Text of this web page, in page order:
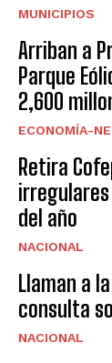
MUNICIPIOS
Arriban a
Parque
2,600
ECONOMÍA-
Retira
del año
NACIONAL
Llaman a
consulta
NACIONAL